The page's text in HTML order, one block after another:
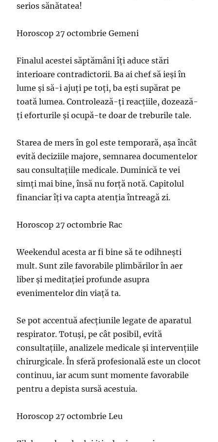
serios sănătatea!
Horoscop 27 octombrie Gemeni
Finalul acestei săptămâni îți aduce stări
interioare contradictorii. Ba ai chef să ieși în
lume și să-i ajuți pe toți, ba ești supărat pe
toată lumea. Controlează-ți reacțiile, dozează-
ți eforturile și ocupă-te doar de treburile tale.
Starea de mers în gol este temporară, așa încât
evită deciziile majore, semnarea documentelor
sau consultațiile medicale. Duminică te vei
simți mai bine, însă nu forță notă. Capitolul
financiar îți va capta atenția întreagă zi.
Horoscop 27 octombrie Rac
Weekendul acesta ar fi bine să te odihnești
mult. Sunt zile favorabile plimbărilor în aer
liber și meditației profunde asupra
evenimentelor din viață ta.
Se pot accentuă afecțiunile legate de aparatul
respirator. Totuși, pe cât posibil, evită
consultațiile, analizele medicale și intervențiile
chirurgicale. În sferă profesională este un clocot
continuu, iar acum sunt momente favorabile
pentru a depista sursă acestuia.
Horoscop 27 octombrie Leu